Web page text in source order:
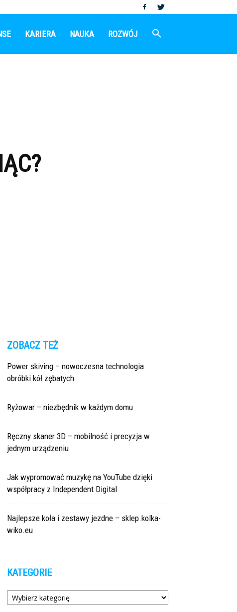
KARIERA NAUKA ROZWÓJ
ZOBACZ TEŻ
Power skiving – nowoczesna technologia
obróbki kół zębatych
Ryżowar – niezbędnik w każdym domu
Ręczny skaner 3D – mobilność i precyzja w
jednym urządzeniu
Jak wypromować muzykę na YouTube dzięki
współpracy z Independent Digital
Najlepsze koła i zestawy jezdne – sklep.kolka-
wiko.eu
KATEGORIE
Kategorie